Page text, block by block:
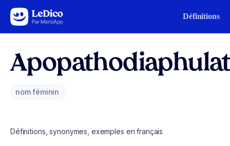
Aller au contenu Définitions
nom féminin
Définitions, synonymes, exemples en français